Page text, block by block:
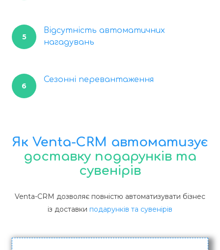
5
Відсутність автоматичних
нагадувань
6
Сезонні перевантаження
Як Venta-CRM автоматизує
доставку подарунків та
сувенірів
Venta-CRM дозволяє повністю автоматизувати бізнес
із доставки подарунків та сувенірів